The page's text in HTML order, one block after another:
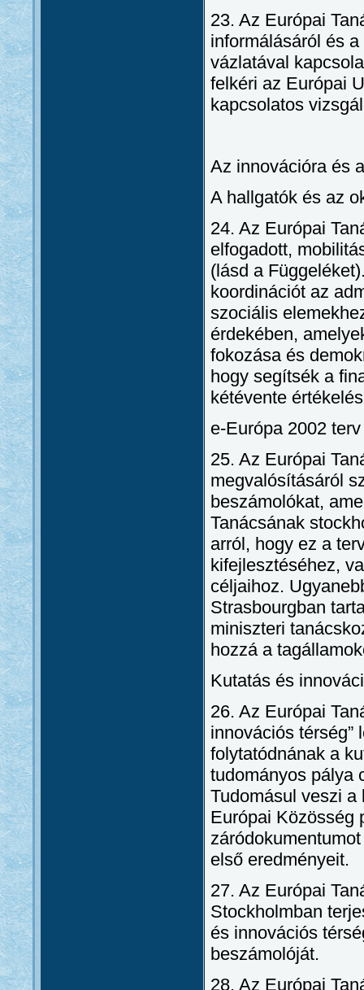
23. Az Európai
informálásáról és
vázlatával
felkéri az Európai
kapcsolatos
Az innovációra és
A hallgatók és az
24. Az Európai
elfogadott,
(lásd a
koordinációt az
szociális
érdekében,
fokozása és
hogy segítsék a
kétévente
e-Európa 2002 terv
25. Az Európai
megvalósításáról
beszámolókat,
Tanácsának
arról, hogy ez a
kifejlesztéséhez,
céljaihoz.
Strasbourgban
miniszteri
hozzá a
Kutatás és
26. Az Európai
innovációs térség”
folytatódnának a
tudományos pálya
Tudomásul veszi
Európai Közösség
első eredményeit.
27. Az Európai
Stockholmban
és innovációs
beszámolóját.
28. Az Európai